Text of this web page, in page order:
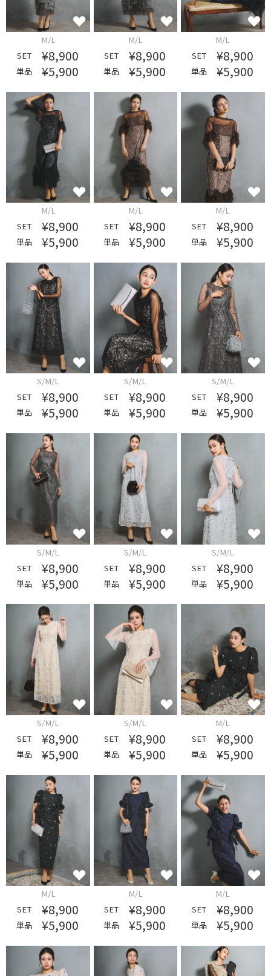
M/L
SET
¥8,900
単品 ¥5,900
M/L
SET
¥8,900
単品 ¥5,900
M/L
SET
¥8,900
単品 ¥5,900
M/L
SET
¥8,900
単品 ¥5,900
M/L
SET
¥8,900
単品 ¥5,900
M/L
SET
¥8,900
単品 ¥5,900
S/M/L
SET
¥8,900
単品 ¥5,900
S/M/L
SET
¥8,900
単品 ¥5,900
S/M/L
SET
¥8,900
単品 ¥5,900
S/M/L
SET
¥8,900
単品 ¥5,900
S/M/L
SET
¥8,900
単品 ¥5,900
S/M/L
SET
¥8,900
単品 ¥5,900
S/M/L
SET
¥8,900
単品 ¥5,900
S/M/L
SET
¥8,900
単品 ¥5,900
M/L
SET
¥8,900
単品 ¥5,900
M/L
SET
¥8,900
単品 ¥5,900
M/L
SET
¥8,900
単品 ¥5,900
M/L
SET
¥8,900
単品 ¥5,900